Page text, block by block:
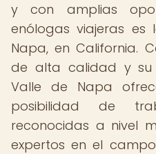
y con amplias
enólogas viajeras
Napa, en California.
de alta calidad y su
Valle de Napa
posibilidad de
reconocidas a nivel
expertos en el